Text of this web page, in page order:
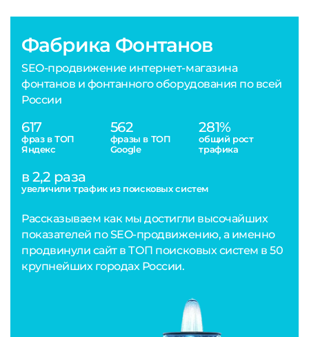
Фабрика Фонтанов
SEO-продвижение интернет-магазина
фонтанов и фонтанного оборудования по всей
России
617
фраз в ТОП
Яндекс
562
фразы в ТОП
Google
281%
общий рост
трафика
в 2,2 раза
увеличили трафик из поисковых систем
Рассказываем как мы достигли высочайших
показателей по SEO-продвижению, а именно
продвинули сайт в ТОП поисковых систем в 50
крупнейших городах России.